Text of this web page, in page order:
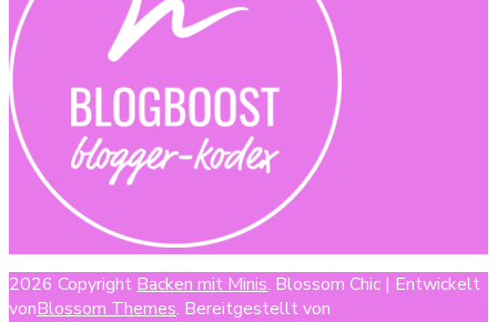
2026 Copyright Backen mit Minis. Blossom Chic | Entwickelt
vonBlossom Themes. Bereitgestellt von